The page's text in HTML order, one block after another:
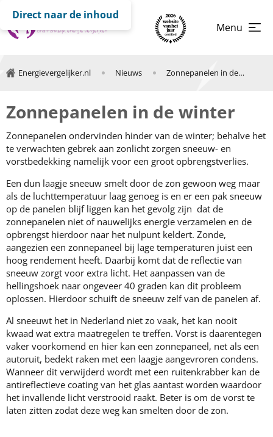
Direct naar de inhoud
Menu
Energievergelijker.nl Nieuws Zonnepanelen in de winter
Zonnepanelen in de winter
Zonnepanelen ondervinden hinder van de winter; behalve het
te verwachten gebrek aan zonlicht zorgen sneeuw- en
vorstbedekking namelijk voor een groot opbrengstverlies.
Een dun laagje sneeuw smelt door de zon gewoon weg maar
als de luchttemperatuur laag genoeg is en er een pak sneeuw
op de panelen blijf liggen kan het gevolg zijn dat de
zonnepanelen niet of nauwelijks energie verzamelen en de
opbrengst hierdoor naar het nulpunt keldert. Zonde,
aangezien een zonnepaneel bij lage temperaturen juist een
hoog rendement heeft. Daarbij komt dat de reflectie van
sneeuw zorgt voor extra licht. Het aanpassen van de
hellingshoek naar ongeveer 40 graden kan dit probleem
oplossen. Hierdoor schuift de sneeuw zelf van de panelen af.
Al sneeuwt het in Nederland niet zo vaak, het kan nooit
kwaad wat extra maatregelen te treffen. Vorst is daarentegen
vaker voorkomend en hier kan een zonnepaneel, net als een
autoruit, bedekt raken met een laagje aangevroren condens.
Wanneer dit verwijderd wordt met een ruitenkrabber kan de
antireflectieve coating van het glas aantast worden waardoor
het invallende licht verstrooid raakt. Beter is om de vorst te
laten zitten zodat deze weg kan smelten door de zon.